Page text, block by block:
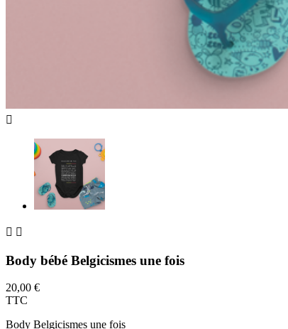

 
Body bébé Belgicismes une fois
20,00 €
TTC
Body Belgicismes une fois